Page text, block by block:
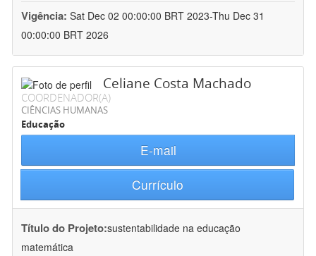
Vigência: Sat Dec 02 00:00:00 BRT 2023-Thu Dec 31
00:00:00 BRT 2026
Celiane Costa Machado
COORDENADOR(A)
CIÊNCIAS HUMANAS
Educação
E-mail
Currículo
Título do Projeto:sustentabilidade na educação
matemática